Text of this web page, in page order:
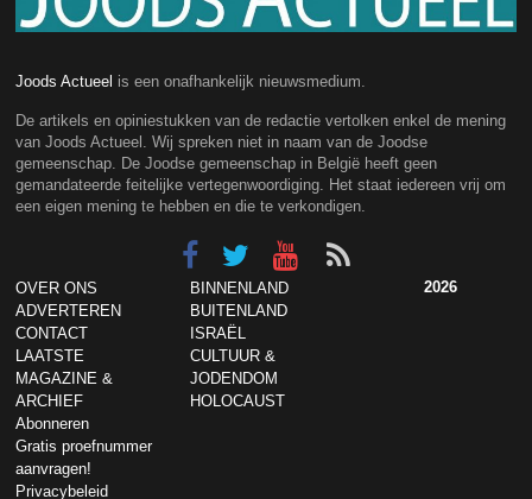
Joods Actueel is een onafhankelijk nieuwsmedium.
De artikels en opiniestukken van de redactie vertolken enkel de mening
van Joods Actueel. Wij spreken niet in naam van de Joodse
gemeenschap. De Joodse gemeenschap in België heeft geen
gemandateerde feitelijke vertegenwoordiging. Het staat iedereen vrij om
een eigen mening te hebben en die te verkondigen.
OVER ONS
ADVERTEREN
CONTACT
LAATSTE
MAGAZINE &
ARCHIEF
Abonneren
Gratis proefnummer
aanvragen!
Privacybeleid
BINNENLAND
BUITENLAND
ISRAËL
CULTUUR &
JODENDOM
HOLOCAUST
2026